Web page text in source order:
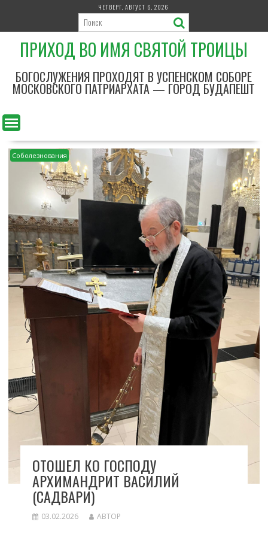
р
с
о
ЧЕТВЕРГ, АВГУСТ 6, 2026
ПРИХОД ВО ИМЯ СВЯТОЙ ТРОИЦЫ
БОГОСЛУЖЕНИЯ ПРОХОДЯТ В УСПЕНСКОМ СОБОРЕ
МОСКОВСКОГО ПАТРИАРХАТА — ГОРОД БУДАПЕШТ
Соболезнования
ОТОШЕЛ КО ГОСПОДУ
АРХИМАНДРИТ ВАСИЛИЙ
(САДВАРИ)
03.02.2026 АВТОР